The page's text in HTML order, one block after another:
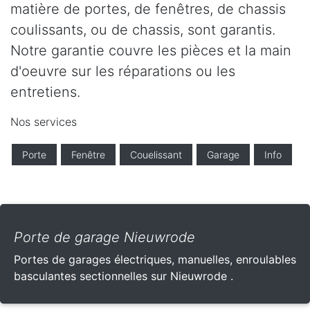
matière de portes, de fenêtres, de chassis
coulissants, ou de chassis, sont garantis.
Notre garantie couvre les pièces et la main
d'oeuvre sur les réparations ou les
entretiens.
Nos services
Porte Fenêtre Couelissant Garage Info
Porte de garage Nieuwrode
Portes de garages électriques, manuelles, enroulables
basculantes sectionnelles sur Nieuwrode .